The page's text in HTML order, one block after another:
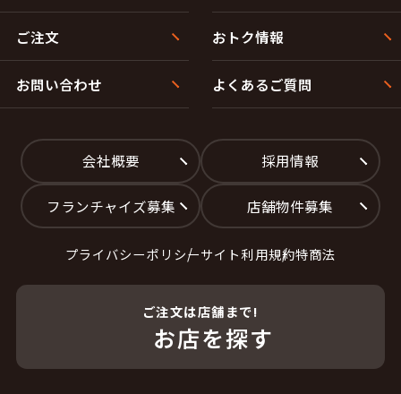
本郷通３丁目南
本郷通４丁目南
本郷通５丁目南
本郷通６丁目南
本通１丁目北
本通２丁目北
本通３丁目北
本通４丁目北
本通５丁目北
本通１丁目南
本通４丁目南
本通５丁目南
【札幌市豊平区】
旭町１丁目
旭町２丁目
旭町３丁目
旭町４丁目
旭町７丁目
水車町１丁目
水車町７丁目
月寒中央通１丁目
月寒中央通３丁目
月寒中央通４丁目
月寒中央通５丁目
ご注文 おトク情報
お問い合わせ よくあるご質問
会社概要 採用情報
フランチャイズ募集 店舗物件募集
プライバシーポリシーサイト利用規約特商法
ご注文は店舗まで!
お店を探す